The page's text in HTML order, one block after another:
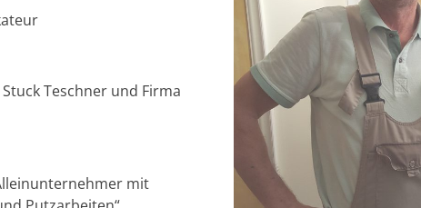
Teschner und Firma
mit